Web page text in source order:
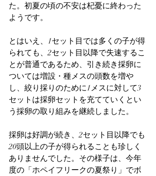
た。初夏の頃の不安は杞憂に終わった
ようです。
とはいえ、1セット目では多くの子が得
られても、2セット目以降で失速するこ
とが普通であるため、引き続き採卵に
ついては増設・種メスの頭数を増や
し、絞り採りのために1メスに対して3
セットは採卵セットを充てていくとい
う採卵の取り組みを継続しました。
採卵は好調が続き、2セット目以降でも
20頭以上の子が得られることも珍しく
ありませんでした。その様子は、今年
度の「ホペイフリークの夏祭り」でボ